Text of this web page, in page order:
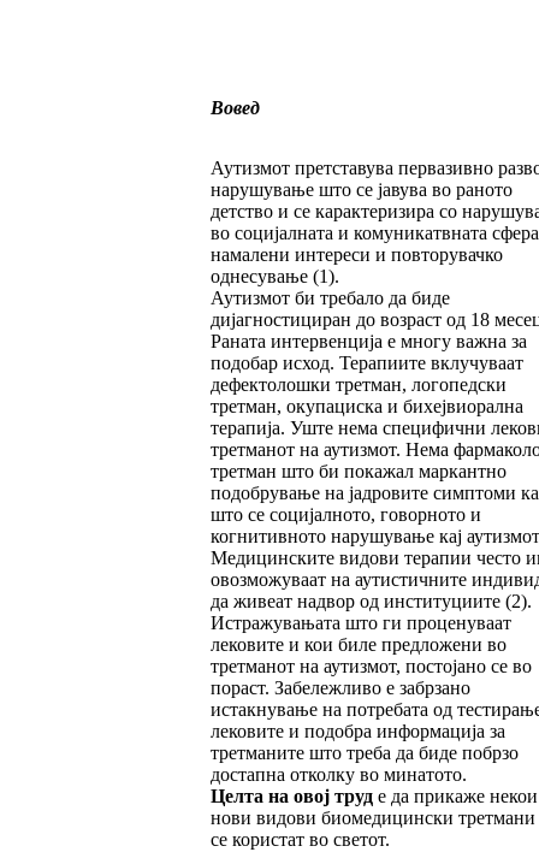
Вовед
Аутизмот претставува первазивно
нарушување што се јавува во раното
детство и се карактеризира со
во социјалната и комуникатвната
намалени интереси и повторувачко
однесување (1).
Аутизмот би требало да биде
дијагностициран до возраст од 18
Раната интервенција е многу важна за
подобар исход. Терапиите вклучуваат
дефектолошки третман, логопедски
третман, окупациска и бихејвиорална
терапија. Уште нема специфични
третманот на аутизмот. Нема
третман што би покажал маркантно
подобрување на јадровите симптоми
што се социјалното, говорното и
когнитивното нарушување кај
Медицинските видови терапии често
овозможуваат на аутистичните
да живеат надвор од институциите (2).
Истражувањата што ги проценуваат
лековите и кои биле предложени во
третманот на аутизмот, постојано се во
пораст. Забележливо е забрзано
истакнување на потребата од
лековите и подобра информација за
третманите што треба да биде побрзо
достапна отколку во минатото.
Целта на овој труде да прикаже некои
нови видови биомедицински
се користат во светот.